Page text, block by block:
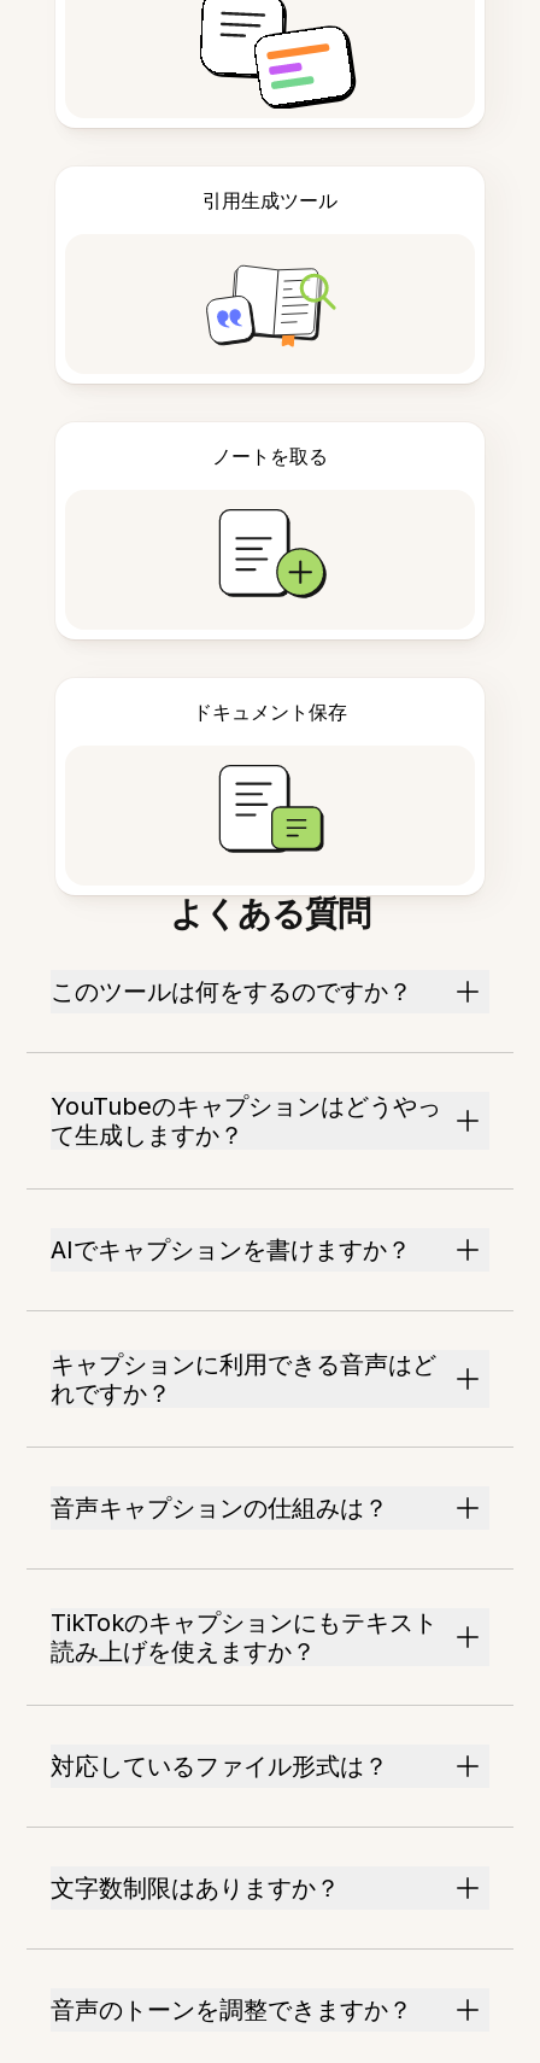
引用生成ツール
ノートを取る
ドキュメント保存
よくある質問
このツールは何をするのですか？
YouTubeのキャプションはどうやっ
て生成しますか？
AIでキャプションを書けますか？
キャプションに利用できる音声はど
れですか？
音声キャプションの仕組みは？
TikTokのキャプションにもテキスト
読み上げを使えますか？
対応しているファイル形式は？
文字数制限はありますか？
音声のトーンを調整できますか？